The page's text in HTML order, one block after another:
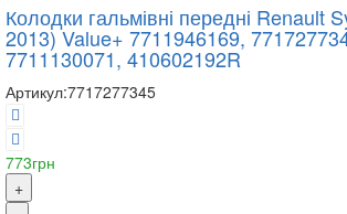
Колодки гальмівні передні Renault
2013) Value+ 7711946169,
7711130071, 410602192R
Артикул:7717277345
773грн
+